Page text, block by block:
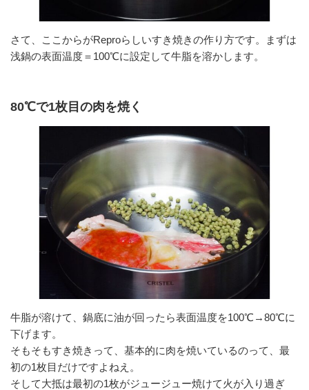
さて、ここからがReproらしいすき焼きの作り方です。まずは
浅鍋の表面温度＝100℃に設定して牛脂を溶かします。
80℃で1枚目の肉を焼く
牛脂が溶けて、鍋底に油が回ったら表面温度を100℃→80℃に
下げます。
そもそもすき焼きって、基本的に肉を焼いているのって、最
初の1枚目だけですよねえ。
そして大抵は最初の1枚がジュージュー焼けて火が入り過ぎ